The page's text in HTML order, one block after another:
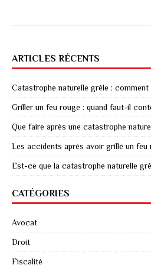
ARTICLES RÉCENTS
Catastrophe naturelle grêle :
Griller un feu rouge : quand faut-il
Que faire après une catastrophe
Les accidents après avoir grillé un feu
Est-ce que la catastrophe naturelle
CATÉGORIES
Avocat
Droit
Fiscalité